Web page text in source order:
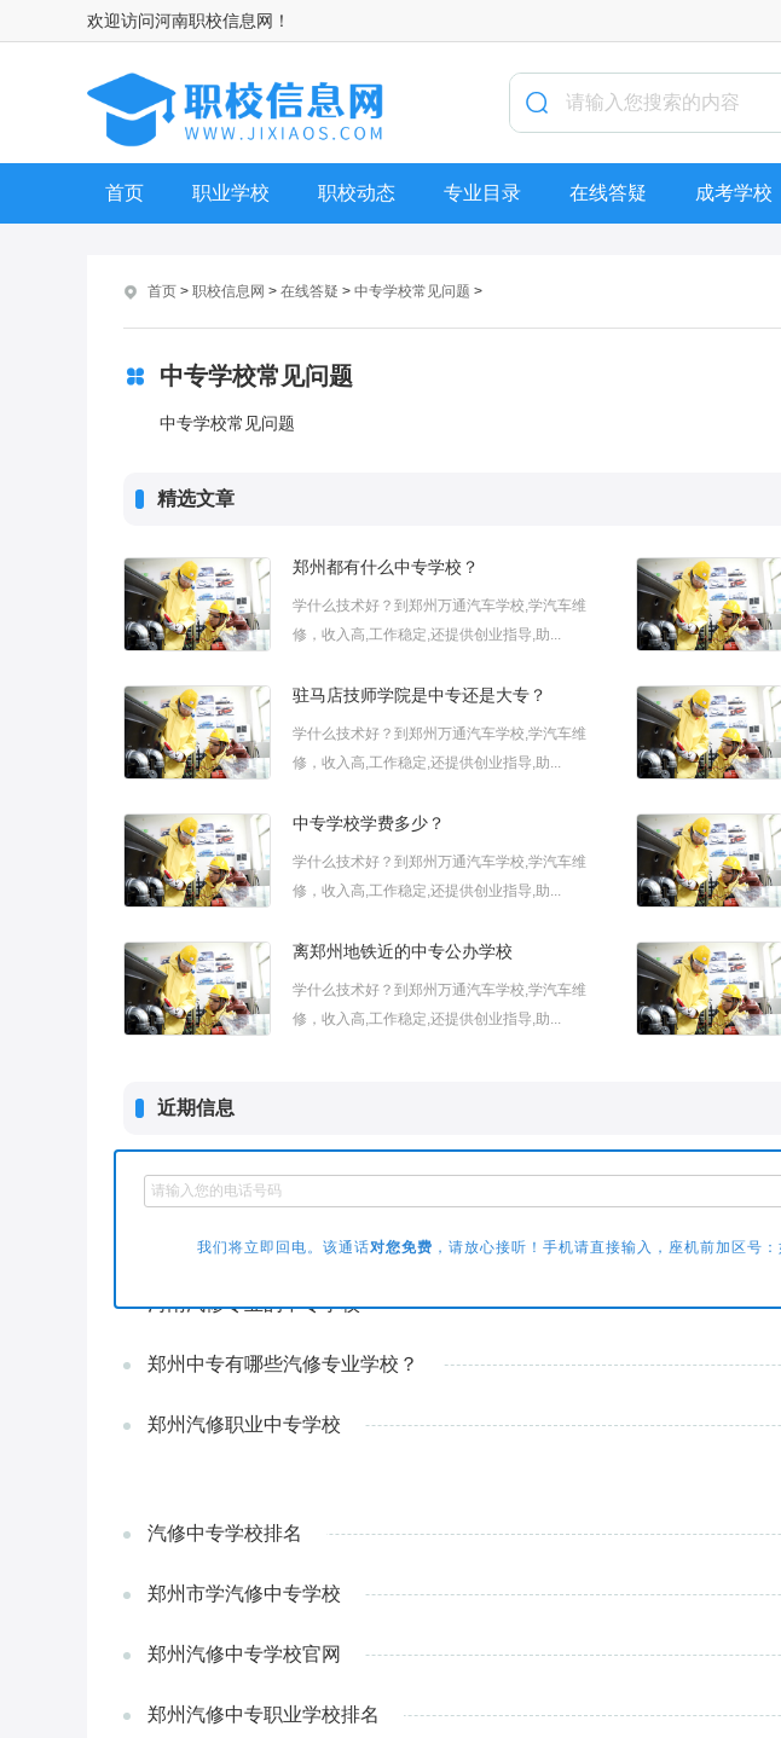
欢迎访问河南职校信息网！
首页 职业学校 职校动态 专业目录 在线答疑 成考学校
首页 > 职校信息网 > 在线答疑 > 中专学校常见问题 >
中专学校常见问题
中专学校常见问题
精选文章
郑州都有什么中专学校？
学什么技术好？到郑州万通汽车学校,学汽车维
修，收入高,工作稳定,还提供创业指导,助...
驻马店技师学院是中专还是大专？
学什么技术好？到郑州万通汽车学校,学汽车维
修，收入高,工作稳定,还提供创业指导,助...
中专学校学费多少？
学什么技术好？到郑州万通汽车学校,学汽车维
修，收入高,工作稳定,还提供创业指导,助...
离郑州地铁近的中专公办学校
学什么技术好？到郑州万通汽车学校,学汽车维
修，收入高,工作稳定,还提供创业指导,助...
近期信息
郑州中专学校汽修专业
郑州汽修中专学校专业
河南汽修专业的中专学校
郑州中专有哪些汽修专业学校？
郑州汽修职业中专学校
汽修中专学校排名
郑州市学汽修中专学校
郑州汽修中专学校官网
郑州汽修中专职业学校排名
我们将立即回电。该通话对您免费 ，请放心接听！手机请直接输入，座机前加区号